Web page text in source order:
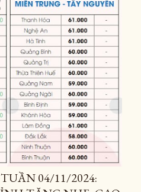
04/11/2024: